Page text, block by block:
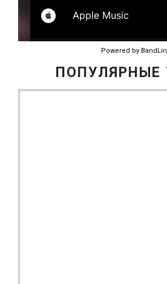
Powered by
ПОПУЛЯРНЫЕ